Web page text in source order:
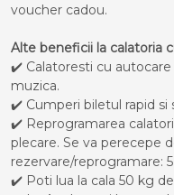
voucher cadou.
Alte beneficii la calatoria
✔️ Calatoresti cu
muzica.
✔️ Cumperi biletul rapid si
✔️ Reprogramarea
plecare. Se va perecepe
rezervare/reprogramare:
✔️ Poti lua la cala 50 kg de